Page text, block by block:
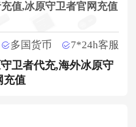
值,冰原守卫者官网充值
多国货币 7*24h客服
卫者代充,海外冰原守
充值